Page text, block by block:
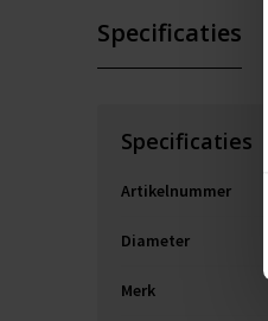
Specificaties
Specificaties
Artikelnummer
Diameter
Merk